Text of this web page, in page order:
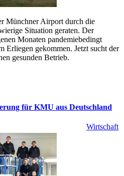
Münchner Airport durch die
Situation geraten. Der
Monaten pandemiebedingt
Erliegen gekommen. Jetzt sucht der
gesunden Betrieb.
für KMU aus Deutschland
Wirtschaft